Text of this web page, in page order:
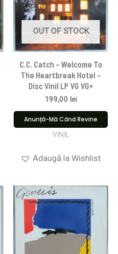
OUT OF STOCK
C.C. Catch – Welcome To
The Heartbreak Hotel –
Disc Vinil LP VG VG+
199,00 lei
Anunță-Mă Când Revine
VINIL
Adaugă la Wishlist